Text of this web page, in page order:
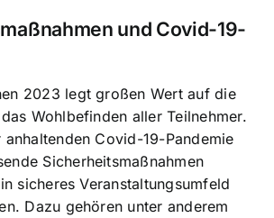
und Covid-19-
2023 legt großen Wert auf die
Wohlbefinden aller Teilnehmer.
anhaltenden Covid-19-Pandemie
Sicherheitsmaßnahmen
sicheres Veranstaltungsumfeld
Dazu gehören unter anderem